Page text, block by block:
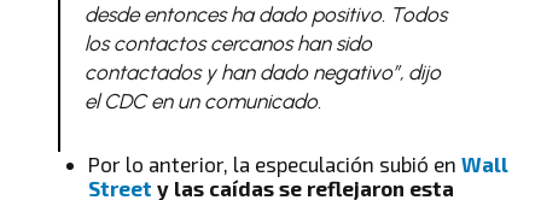
desde entonces ha dado positivo. Todos
los contactos cercanos han sido
contactados y han dado negativo”, dijo
el CDC en un comunicado.
Por lo anterior, la especulación subió enWall
Street y las caídas se reflejaron esta